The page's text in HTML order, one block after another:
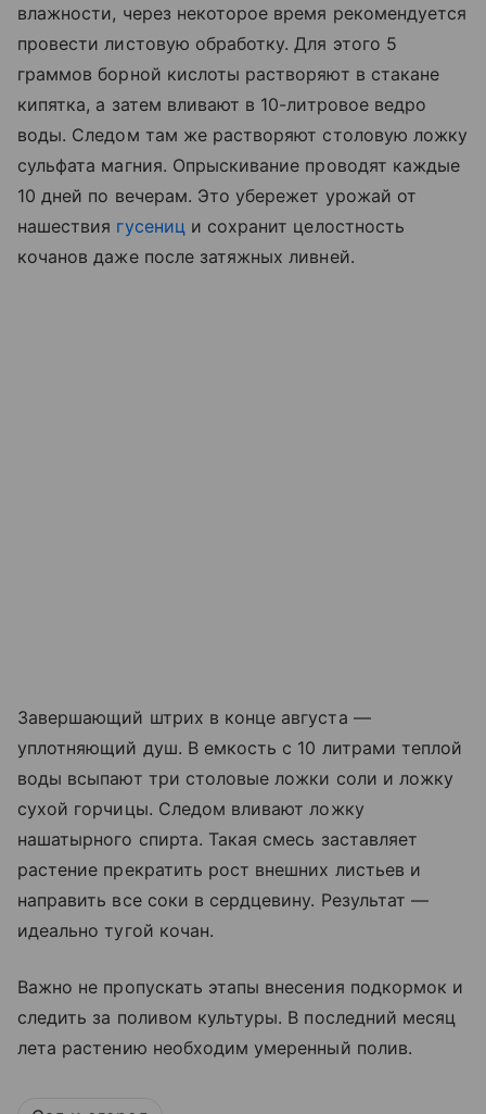
влажности, через некоторое время рекомендуется
провести листовую обработку. Для этого 5
граммов борной кислоты растворяют в стакане
кипятка, а затем вливают в 10-литровое ведро
воды. Следом там же растворяют столовую ложку
сульфата магния. Опрыскивание проводят каждые
10 дней по вечерам. Это убережет урожай от
нашествия гусениц и сохранит целостность
кочанов даже после затяжных ливней.
Завершающий штрих в конце августа —
уплотняющий душ. В емкость с 10 литрами теплой
воды всыпают три столовые ложки соли и ложку
сухой горчицы. Следом вливают ложку
нашатырного спирта. Такая смесь заставляет
растение прекратить рост внешних листьев и
направить все соки в сердцевину. Результат —
идеально тугой кочан.
Важно не пропускать этапы внесения подкормок и
следить за поливом культуры. В последний месяц
лета растению необходим умеренный полив.